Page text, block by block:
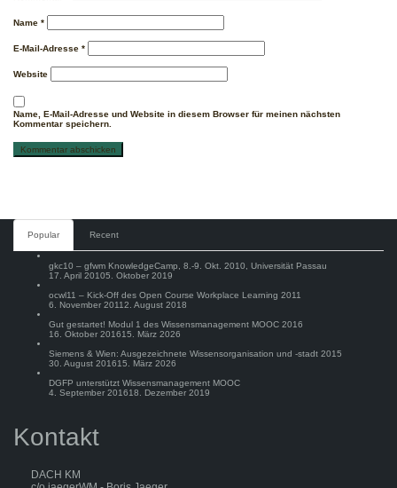
Name *
E-Mail-Adresse *
Website
Name, E-Mail-Adresse und Website in diesem Browser für meinen nächsten
Kommentar speichern.
Popular Recent
gkc10 – gfwm KnowledgeCamp, 8.-9. Okt. 2010, Universität Passau
17. April 20105. Oktober 2019
ocwl11 – Kick-Off des Open Course Workplace Learning 2011
6. November 20112. August 2018
Gut gestartet! Modul 1 des Wissensmanagement MOOC 2016
16. Oktober 201615. März 2026
Siemens & Wien: Ausgezeichnete Wissensorganisation und -stadt 2015
30. August 201615. März 2026
DGFP unterstützt Wissensmanagement MOOC
4. September 201618. Dezember 2019
Kontakt
DACH KM